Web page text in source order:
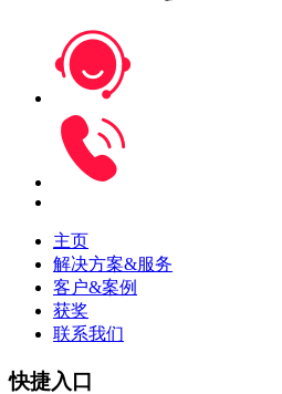
主页
解决方案&服务
客户&案例
获奖
联系我们
快捷入口